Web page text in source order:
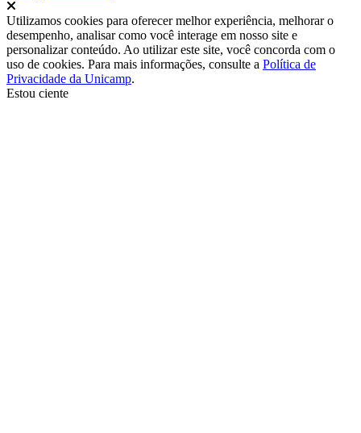
Utilizamos cookies para oferecer melhor experiência, melhorar o
desempenho, analisar como você interage em nosso site e
personalizar conteúdo. Ao utilizar este site, você concorda com o
uso de cookies. Para mais informações, consulte a Política de
Privacidade da Unicamp.
Estou ciente